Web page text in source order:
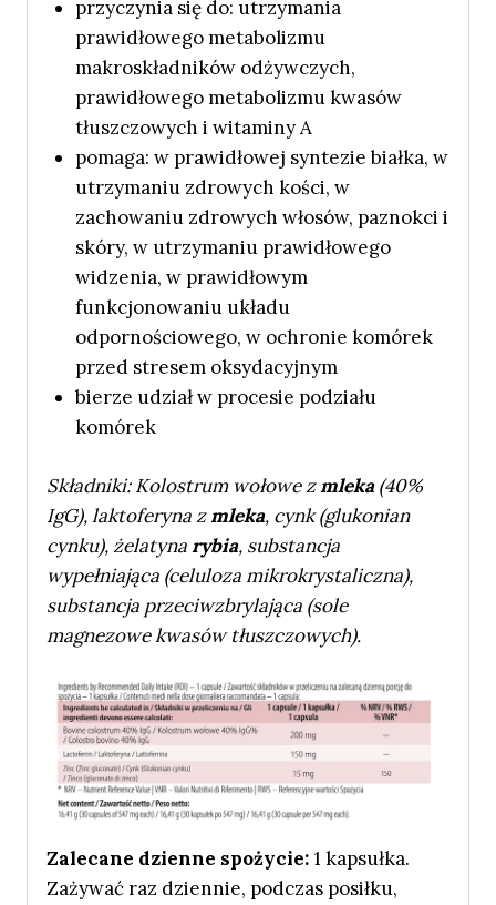
przyczynia się do: utrzymania
prawidłowego metabolizmu
makroskładników odżywczych,
prawidłowego metabolizmu kwasów
tłuszczowych i witaminy A
pomaga: w prawidłowej syntezie białka, w
utrzymaniu zdrowych kości, w
zachowaniu zdrowych włosów, paznokci i
skóry, w utrzymaniu prawidłowego
widzenia, w prawidłowym
funkcjonowaniu układu
odpornościowego, w ochronie komórek
przed stresem oksydacyjnym
bierze udział w procesie podziału
komórek
Składniki: Kolostrum wołowe zmleka(40%
IgG), laktoferyna zmleka, cynk (glukonian
cynku), żelatynarybia, substancja
wypełniająca (celuloza mikrokrystaliczna),
substancja przeciwzbrylająca (sole
magnezowe kwasów tłuszczowych).
Zalecane dzienne spożycie:1 kapsułka.
Zażywać raz dziennie, podczas posiłku,